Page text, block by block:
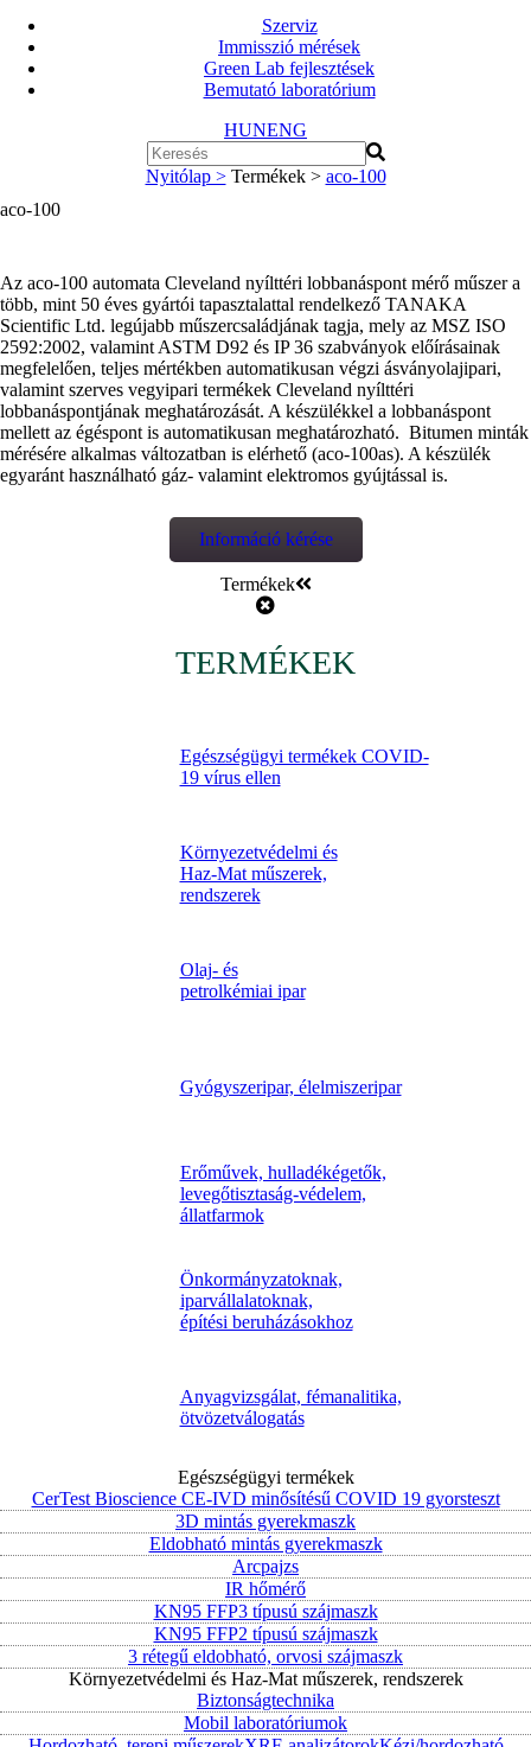
Szerviz
Immisszió mérések
Green Lab fejlesztések
Bemutató laboratórium
HUNENG
Nyitólap > Termékek > aco-100
aco-100
Az aco-100 automata Cleveland nyílttéri lobbanáspont mérő műszer a
több, mint 50 éves gyártói tapasztalattal rendelkező TANAKA
Scientific Ltd. legújabb műszercsaládjának tagja, mely az MSZ ISO
2592:2002, valamint ASTM D92 és IP 36 szabványok előírásainak
megfelelően, teljes mértékben automatikusan végzi ásványolajipari,
valamint szerves vegyipari termékek Cleveland nyílttéri
lobbanáspontjának meghatározását. A készülékkel a lobbanáspont
mellett az égéspont is automatikusan meghatározható. Bitumen minták
mérésére alkalmas változatban is elérhető (aco-100as). A készülék
egyaránt használható gáz- valamint elektromos gyújtással is.
Információ kérése
Termékek
TERMÉKEK
Egészségügyi termékek COVID-
19 vírus ellen
Környezetvédelmi és
Haz-Mat műszerek,
rendszerek
Olaj- és
petrolkémiai ipar
Gyógyszeripar, élelmiszeripar
Erőművek, hulladékégetők,
levegőtisztaság-védelem,
állatfarmok
Önkormányzatoknak,
iparvállalatoknak,
építési beruházásokhoz
Anyagvizsgálat, fémanalitika,
ötvözetválogatás
Egészségügyi termékek
CerTest Bioscience CE-IVD minősítésű COVID 19 gyorsteszt
3D mintás gyerekmaszk
Eldobható mintás gyerekmaszk
Arcpajzs
IR hőmérő
KN95 FFP3 típusú szájmaszk
KN95 FFP2 típusú szájmaszk
3 rétegű eldobható, orvosi szájmaszk
Környezetvédelmi és Haz-Mat műszerek, rendszerek
Biztonságtechnika
Mobil laboratóriumok